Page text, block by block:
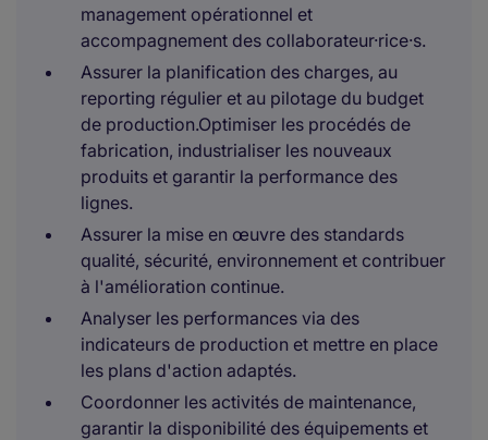
management opérationnel et
accompagnement des collaborateur·rice·s.
Assurer la planification des charges, au
reporting régulier et au pilotage du budget
de production.Optimiser les procédés de
fabrication, industrialiser les nouveaux
produits et garantir la performance des
lignes.
Assurer la mise en œuvre des standards
qualité, sécurité, environnement et contribuer
à l'amélioration continue.
Analyser les performances via des
indicateurs de production et mettre en place
les plans d'action adaptés.
Coordonner les activités de maintenance,
garantir la disponibilité des équipements et